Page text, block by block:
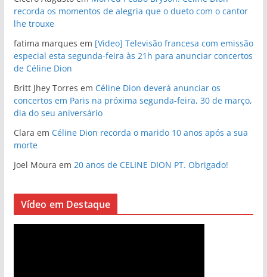
recorda os momentos de alegria que o dueto com o cantor
lhe trouxe
fatima marques em [Video] Televisão francesa com emissão
especial esta segunda-feira às 21h para anunciar concertos
de Céline Dion
Britt Jhey Torres em Céline Dion deverá anunciar os
concertos em Paris na próxima segunda-feira, 30 de março,
dia do seu aniversário
Clara em Céline Dion recorda o marido 10 anos após a sua
morte
Joel Moura em 20 anos de CELINE DION PT. Obrigado!
Vídeo em Destaque